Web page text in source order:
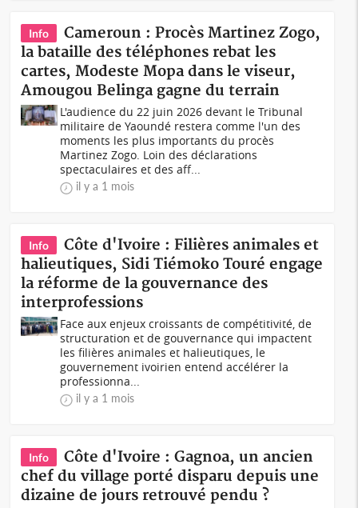
Info
Cameroun : Procès Martinez Zogo,
la bataille des téléphones rebat les
cartes, Modeste Mopa dans le viseur,
Amougou Belinga gagne du terrain
L'audience du 22 juin 2026 devant le Tribunal
militaire de Yaoundé restera comme l'un des
moments les plus importants du procès
Martinez Zogo. Loin des déclarations
spectaculaires et des aff...
il y a 1 mois
Info
Côte d'Ivoire : Filières animales et
halieutiques, Sidi Tiémoko Touré engage
la réforme de la gouvernance des
interprofessions
Face aux enjeux croissants de compétitivité, de
structuration et de gouvernance qui impactent
les filières animales et halieutiques, le
gouvernement ivoirien entend accélérer la
professionna...
il y a 1 mois
Info
Côte d'Ivoire : Gagnoa, un ancien
chef du village porté disparu depuis une
dizaine de jours retrouvé pendu ?